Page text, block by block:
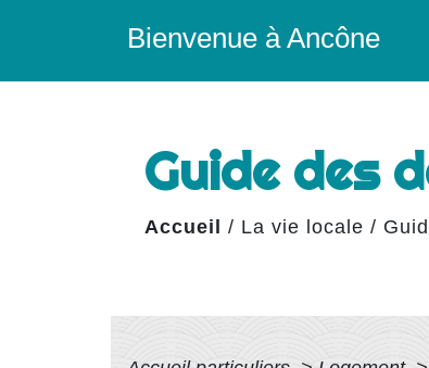
Bienvenue à Ancône
Guide des
Accueil / La vie locale /